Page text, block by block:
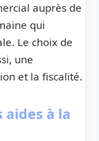
auprès de
qui
Le choix de
une
et la fiscalité.
aides à la